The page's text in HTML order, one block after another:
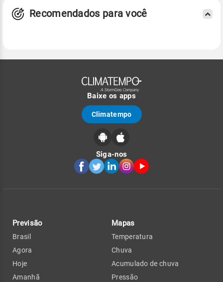
Recomendados para você
Baixe os apps
Climatempo
Siga-nos
Previsão
Brasil
Agora
Hoje
Amanhã
Mapas
Temperatura
Chuva
Acumulado de chuva
Pressão